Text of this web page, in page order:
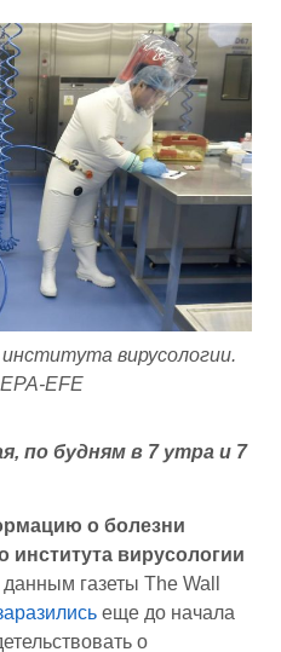
вирусологии.
EFE
по будням в 7 утра и 7
о болезни
института вирусологии
газеты The Wall
еще до начала
о